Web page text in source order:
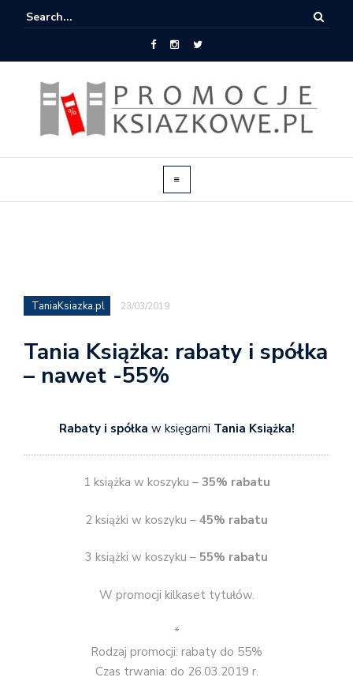
TaniaKsiazka.pl 23/03/2019
Tania Książka: rabaty i spółka
– nawet -55%
Rabaty i spółka w księgarni Tania Książka!
1 książka w koszyku – 35% rabatu
2 książki w koszyku – 45% rabatu
3 książki w koszyku – 55% rabatu
W promocji kilkaset tytułów.
*
Rodzaj promocji: rabaty do 55%
Czas trwania: do 26.03.2019 r.